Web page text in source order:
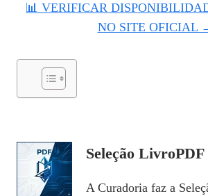
📊 VERIFICAR
NO SITE OFICIAL
Seleção LivroPDF
A Curadoria faz a